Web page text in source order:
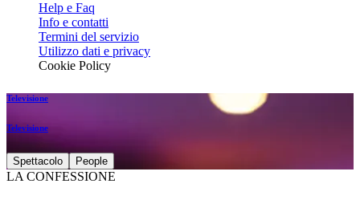
Help e Faq
Info e contatti
Termini del servizio
Utilizzo dati e privacy
Cookie Policy
Televisione
Televisione
Spettacolo People
LA CONFESSIONE